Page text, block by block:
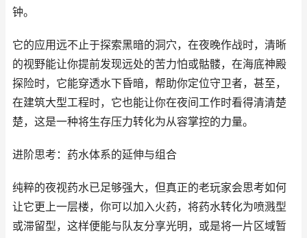
钟。
它的应用远不止于探索黑暗的洞穴，在夜晚作战时，清晰
的视野能让你提前发现远处的苦力怕或骷髅，在海底神殿
探险时，它能穿透水下昏暗，帮助你定位守卫者，甚至，
在建筑大型工程时，它也能让你在夜间工作时看得清清楚
楚，这是一种将生存压力转化为从容掌控的力量。
进阶思考：药水体系的延伸与组合
纯粹的夜视药水已足够强大，但真正的老玩家会思考如何
让它更上一层楼，你可以加入火药，将药水转化为喷溅型
或滞留型，这样便能与队友分享光明，或是将一片区域暂